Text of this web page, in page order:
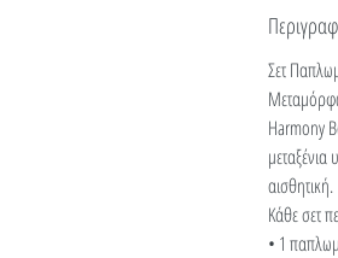
Σετ
Ηarmony
αισθητική.
Κάθε σετ
• 1